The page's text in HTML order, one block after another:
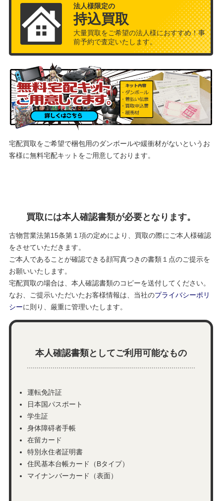
法人様限定の
持込買取
大量買取をご希望の法人様におすすめ！事
前予約で査定いたします。
宅配買取をご希望で梱包用のダンボールや緩衝材がないというお
客様に無料宅配キットをご用意しております。
買取には本人確認書類が必要となります。
古物営業法第15条第１項の定めにより、買取の際にご本人様確認
をさせていただきます。
ご本人であることが確認できる顔写真つきの書類１点のご提示を
お願いいたします。
宅配買取の場合は、本人確認書類のコピーを送付してください。
なお、ご提示いただいたお客様情報は、当社のプライバシーポリ
シーに則り、厳重に管理いたします。
本人確認書類としてご利用可能なもの
運転免許証
日本国パスポート
学生証
身体障碍者手帳
在留カード
特別永住者証明書
住民基本台帳カード（Bタイプ）
マイナンバーカード（表面）